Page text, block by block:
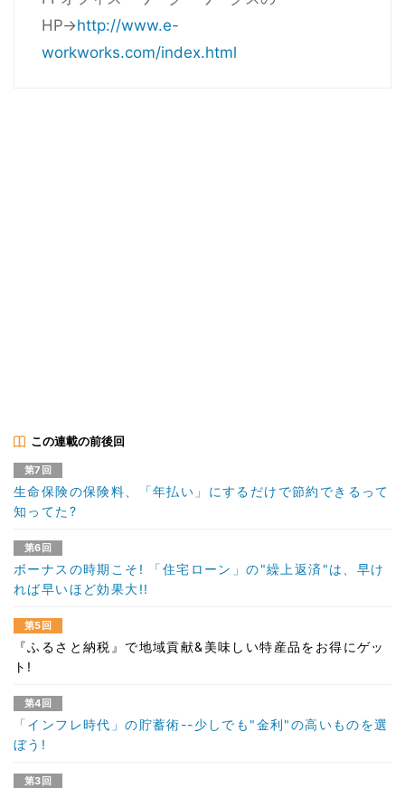
HP→http://www.e-
workworks.com/index.html
この連載の前後回
第7回
生命保険の保険料、「年払い」にするだけで節約できるって
知ってた?
第6回
ボーナスの時期こそ! 「住宅ローン」の"繰上返済"は、早け
れば早いほど効果大!!
第5回
『ふるさと納税』で地域貢献&美味しい特産品をお得にゲッ
ト!
第4回
「インフレ時代」の貯蓄術--少しでも"金利"の高いものを選
ぼう!
第3回